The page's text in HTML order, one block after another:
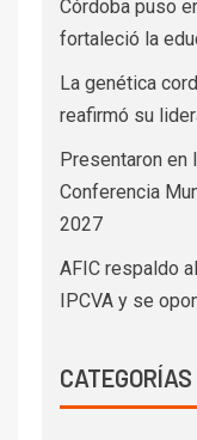
Córdoba puso
fortaleció la
La genética
reafirmó su
Presentaron en
Conferencia
2027
AFIC respaldo
IPCVA y se
CATEGORÍAS